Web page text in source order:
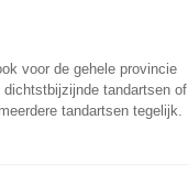
voor de gehele provincie
tandartsen of
tandartsen tegelijk.